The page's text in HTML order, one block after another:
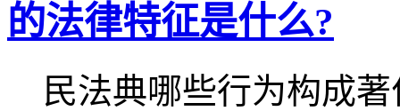
的法律特征是什么?
民法典哪些行为构成著